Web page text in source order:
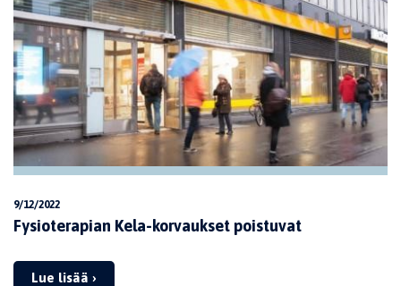
9/12/2022
Fysioterapian Kela-korvaukset poistuvat
Lue lisää ›